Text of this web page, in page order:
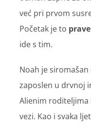
već pri prvom
Početak je to
ide s tim.
Noah je siromašan
zaposlen u drvnoj
Alienim roditeljima
vezi. Kao i svaka